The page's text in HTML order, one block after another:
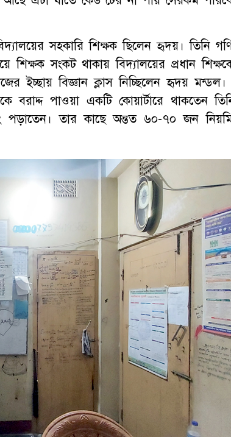
সহকারি শিক্ষক ছিলেন হৃদয়। তিনি
শিক্ষক সংকট থাকায় বিদ্যালয়ের প্রধান
ইচ্ছায় বিজ্ঞান ক্লাস নিচ্ছিলেন হৃদয়
বরাদ্দ পাওয়া একটি কোয়ার্টারে থাকতেন
পড়াতেন। তার কাছে অন্তত ৬০-৭০ জন